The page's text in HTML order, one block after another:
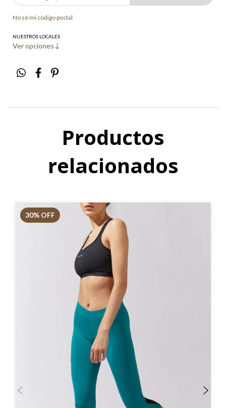
No sé mi código postal
NUESTROS LOCALES
Ver opciones
Productos
relacionados
30% OFF